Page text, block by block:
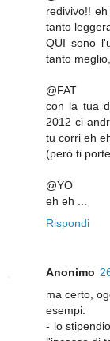
redivivo!!
tanto
QUI sono
tanto
@FAT
con la tua
2012 ci
tu corri eh
(però ti
@YO
eh eh ...
Rispondi
Anonimo
ma certo,
esempi:
- lo